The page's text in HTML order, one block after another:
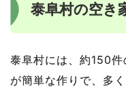
泰阜村の空き
泰阜村には、約150件
が簡単な作りで、多